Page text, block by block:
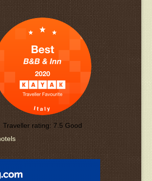
Traveller rating:7.5 Good